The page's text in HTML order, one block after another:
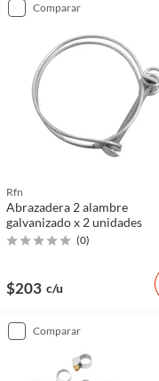
comparar
Rfn
Abrazadera 2 alambre
galvanizado x 2 unidades
(0)
$203 c/u
comparar